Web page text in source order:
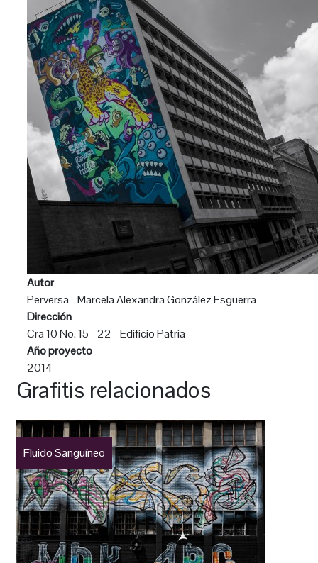
Autor
Perversa - Marcela Alexandra González Esguerra
Dirección
Cra 10 No. 15 - 22 - Edificio Patria
Año proyecto
2014
Grafitis relacionados
Fluido Sanguíneo